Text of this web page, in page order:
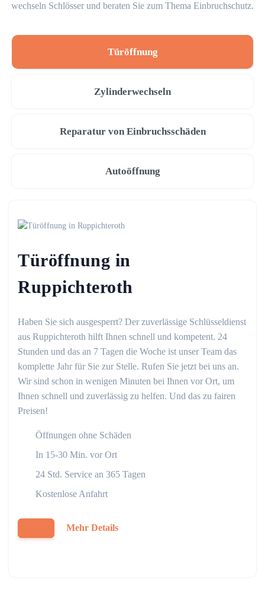
wechseln Schlösser und beraten Sie zum Thema Einbruchschutz.
Türöffnung
Zylinderwechseln
Reparatur von Einbruchsschäden
Autoöffnung
Türöffnung in
Ruppichteroth
Haben Sie sich ausgesperrt? Der zuverlässige Schlüsseldienst
aus Ruppichteroth hilft Ihnen schnell und kompetent. 24
Stunden und das an 7 Tagen die Woche ist unser Team das
komplette Jahr für Sie zur Stelle. Rufen Sie jetzt bei uns an.
Wir sind schon in wenigen Minuten bei Ihnen vor Ort, um
Ihnen schnell und zuverlässig zu helfen. Und das zu fairen
Preisen!
Öffnungen ohne Schäden
In 15-30 Min. vor Ort
24 Std. Service an 365 Tagen
Kostenlose Anfahrt
Mehr Details